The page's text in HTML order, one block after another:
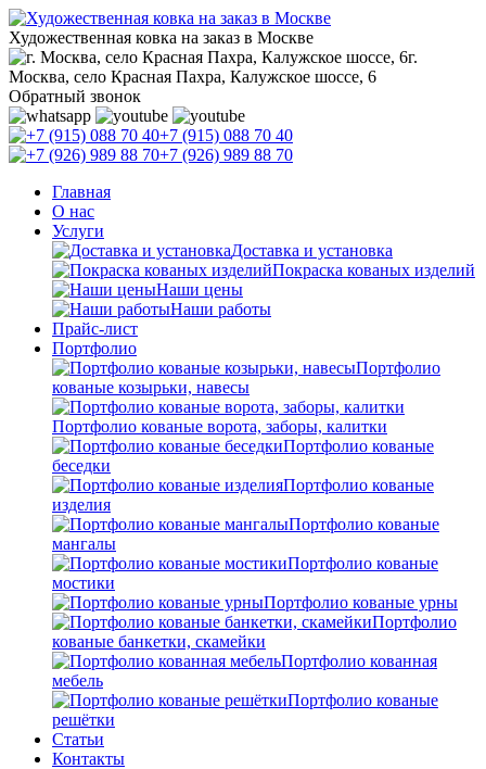
Художественная ковка на заказ в Москве
г.
Москва, село Красная Пахра, Калужское шоссе, 6
Обратный звонок
+7 (915) 088 70 40
+7 (926) 989 88 70
Главная
О нас
Услуги
Доставка и установка
Покраска кованых изделий
Наши цены
Наши работы
Прайс-лист
Портфолио
Портфолио
кованые козырьки, навесы
Портфолио кованые ворота, заборы, калитки
Портфолио кованые
беседки
Портфолио кованые
изделия
Портфолио кованые
мангалы
Портфолио кованые
мостики
Портфолио кованые урны
Портфолио
кованые банкетки, скамейки
Портфолио кованная
мебель
Портфолио кованые
решётки
Статьи
Контакты